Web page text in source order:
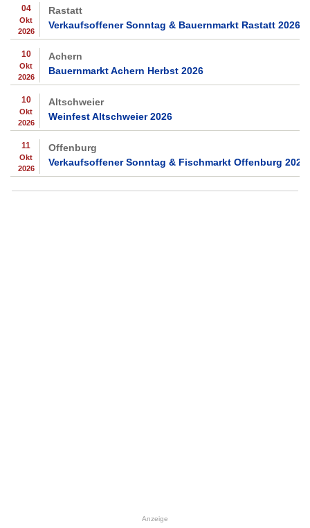
04
Okt
2026
Rastatt
Verkaufsoffener Sonntag & Bauernmarkt Rastatt 2026
10
Okt
2026
Achern
Bauernmarkt Achern Herbst 2026
10
Okt
2026
Altschweier
Weinfest Altschweier 2026
11
Okt
2026
Offenburg
Verkaufsoffener Sonntag & Fischmarkt Offenburg 2026
Anzeige